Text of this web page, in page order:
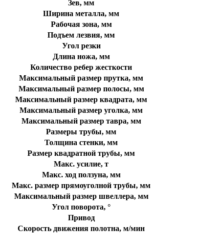
Зев, мм
Ширина металла, мм
Рабочая зона, мм
Подъем лезвия, мм
Угол резки
Длина ножа, мм
Количество ребер жесткости
Максимальный размер прутка, мм
Максимальный размер полосы, мм
Максимальный размер квадрата, мм
Максимальный размер уголка, мм
Максимальный размер тавра, мм
Размеры трубы, мм
Толщина стенки, мм
Размер квадратной трубы, мм
Макс. усилие, т
Макс. ход ползуна, мм
Макс. размер прямоуголной трубы, мм
Максимальный размер швеллера, мм
Угол поворота, °
Привод
Скорость движения полотна, м/мин